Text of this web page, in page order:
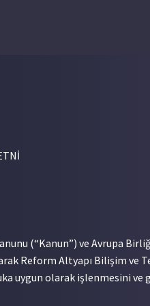
(“Kanun”) ve Avrupa
Reform Altyapı Bilişim ve
uygun olarak işlenmesini